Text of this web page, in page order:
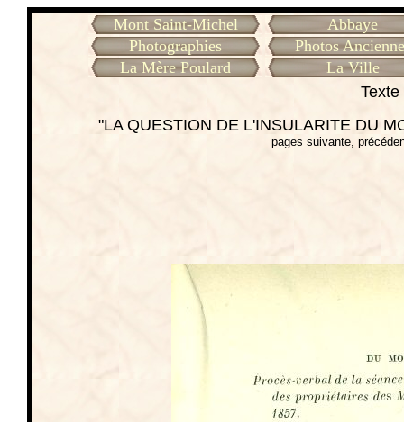
Mont Saint-Michel
Abbaye
Photographies
Photos
La Mère Poulard
La Ville
"LA QUESTION DE L'INSULARITE DU
pages suivante,